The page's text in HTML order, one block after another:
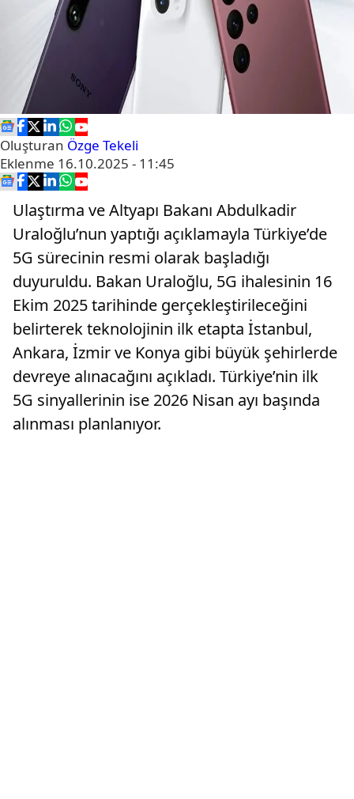
Oluşturan Özge Tekeli
Eklenme 16.10.2025 - 11:45
Ulaştırma ve Altyapı Bakanı Abdulkadir
Uraloğlu’nun yaptığı açıklamayla Türkiye’de
5G sürecinin resmi olarak başladığı
duyuruldu. Bakan Uraloğlu, 5G ihalesinin 16
Ekim 2025 tarihinde gerçekleştirileceğini
belirterek teknolojinin ilk etapta İstanbul,
Ankara, İzmir ve Konya gibi büyük şehirlerde
devreye alınacağını açıkladı. Türkiye’nin ilk
5G sinyallerinin ise 2026 Nisan ayı başında
alınması planlanıyor.